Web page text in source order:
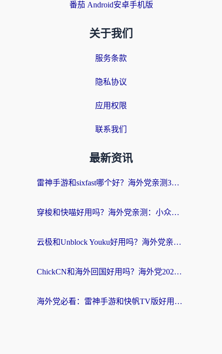
番茄 Android安卓手机版
关于我们
服务条款
隐私协议
应用权限
联系我们
最新资讯
雷神手游和sixfast哪个好？海外党亲测3款回国加速器，教你选对不踩坑
穿梭和快喵好用吗？海外党亲测：小众加速器对比+番茄加速器深度体验
云极和Unblock Youku好用吗？海外党亲测+2026回国加速器避坑指南
ChickCN和海外回国好用吗？海外党2026亲测：从手游到影音，选对加速器的3个关键
海外党必看：雷神手游和快帆TV版好用吗？3步选对回国加速器不踩坑